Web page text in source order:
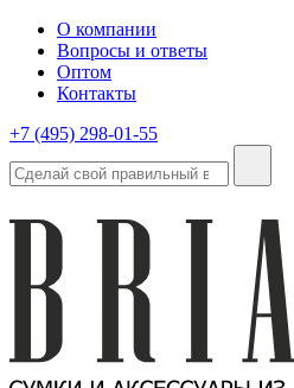
О компании
Вопросы и ответы
Оптом
Контакты
+7 (495) 298-01-55